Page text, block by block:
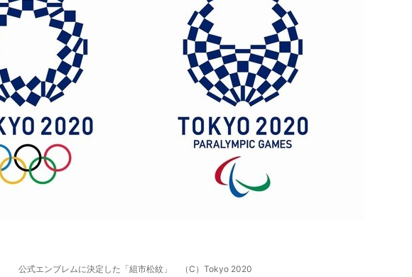
公式エンブレムに決定した「組市松紋」 （C）Tokyo 2020